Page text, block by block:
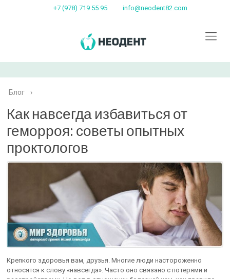
+7 (978) 719 55 95 info@neodent82.com
Блог ›
Как навсегда избавиться от
геморроя: советы опытных
проктологов
Крепкого здоровья вам, друзья. Многие люди настороженно
относятся к слову «навсегда». Часто оно связано с потерями и